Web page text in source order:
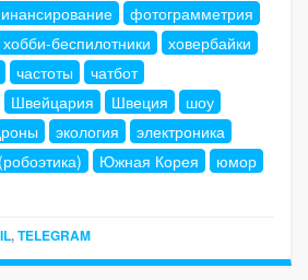
фотограмметрия
хобби-беспилотники
ховербайки
частоты
чатбот
Швейцария Швеция
шоу
экология
электроника
Южная Корея
юмор
,TELEGRAM